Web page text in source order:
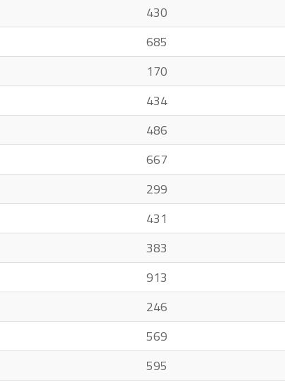
430
685
170
434
486
667
299
431
383
913
246
569
595